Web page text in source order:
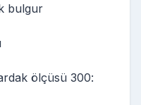
bulgur
ölçüsü 300: